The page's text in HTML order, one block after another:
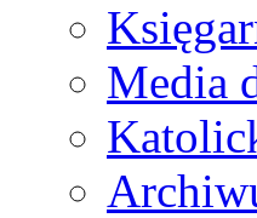
Media